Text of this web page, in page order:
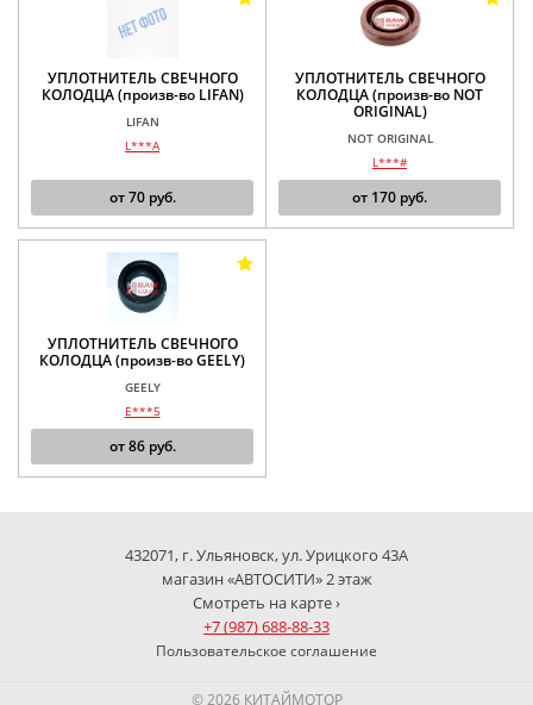
УПЛОТНИТЕЛЬ СВЕЧНОГО
КОЛОДЦА (произв-во LIFAN)
LIFAN
L***A
от70руб.
УПЛОТНИТЕЛЬ СВЕЧНОГО
КОЛОДЦА (произв-во NOT
ORIGINAL)
NOT ORIGINAL
L***#
от 170 руб.
УПЛОТНИТЕЛЬ СВЕЧНОГО
КОЛОДЦА (произв-во GEELY)
GEELY
E***5
от86руб.
432071, г. Ульяновск, ул. Урицкого 43А
магазин «АВТОСИТИ» 2 этаж
Смотреть на карте ›
+7 (987) 688-88-33
Пользовательское соглашение
© 2026 КИТАЙМОТОР